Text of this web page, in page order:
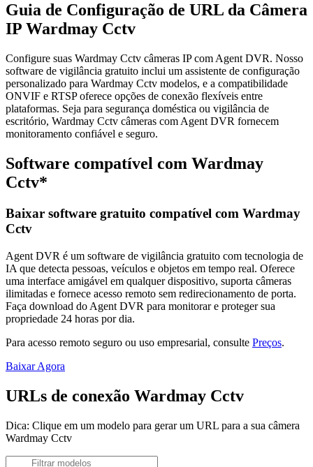
Guia de Configuração de URL da Câmera
IP Wardmay Cctv
Configure suas Wardmay Cctv câmeras IP com Agent DVR. Nosso
software de vigilância gratuito inclui um assistente de configuração
personalizado para Wardmay Cctv modelos, e a compatibilidade
ONVIF e RTSP oferece opções de conexão flexíveis entre
plataformas. Seja para segurança doméstica ou vigilância de
escritório, Wardmay Cctv câmeras com Agent DVR fornecem
monitoramento confiável e seguro.
Software compatível com Wardmay
Cctv*
Baixar software gratuito compatível com Wardmay
Cctv
Agent DVR é um software de vigilância gratuito com tecnologia de
IA que detecta pessoas, veículos e objetos em tempo real. Oferece
uma interface amigável em qualquer dispositivo, suporta câmeras
ilimitadas e fornece acesso remoto sem redirecionamento de porta.
Faça download do Agent DVR para monitorar e proteger sua
propriedade 24 horas por dia.
Para acesso remoto seguro ou uso empresarial, consulte Preços.
Baixar Agora
URLs de conexão Wardmay Cctv
Dica: Clique em um modelo para gerar um URL para a sua câmera
Wardmay Cctv